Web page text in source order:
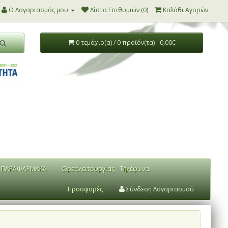
Ο Λογαριασμός μου Λίστα Επιθυμιών (0) Καλάθι Αγορών
0 τεμάχιο(α) / 0 προϊόν(τα) - 0,00€
ΠΑΡΑΦΑΡΜΑΚΑ Ώρες λειτουργίας - Τηλέφωνα
Προσφορές Σύνδεση Λογαριασμού